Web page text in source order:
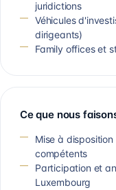
juridictions
Véhicules
dirigeants)
Family offices et
Ce que nous
Mise à
compétents
Participation et
Luxembourg